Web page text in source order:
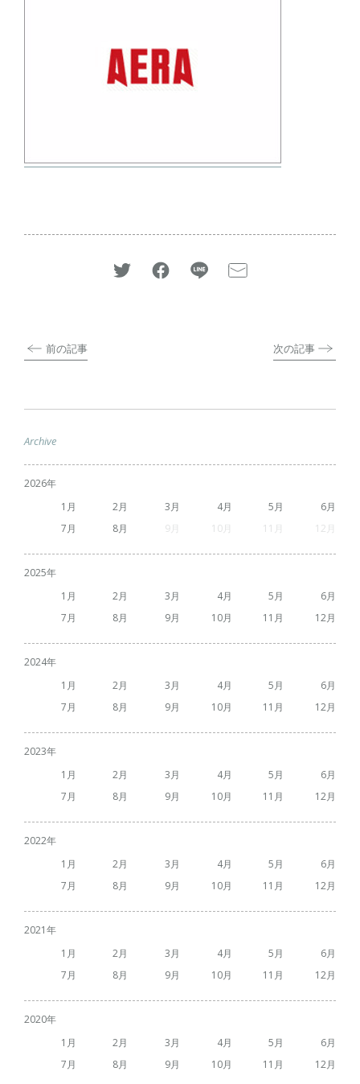
前の記事 次の記事
Archive
2026
1
2 3 4 5
6
7
8 9 10 11 12
2025
1
2 3 4 5
6
7
8 9 10 11 12
2024
1
2 3 4 5
6
7
8 9 10 11 12
2023
1
2 3 4 5
6
7
8 9 10 11 12
2022
1
2 3 4 5
6
7
8 9 10 11 12
2021
1
2 3 4 5
6
7
8 9 10 11 12
2020
1
2 3 4 5
6
7
8 9 10 11 12